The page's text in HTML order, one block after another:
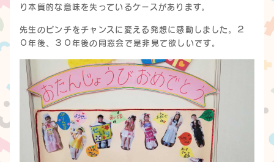
り本質的な意味を失っているケースがあります。
先生のピンチをチャンスに変える発想に感動しました。２
０年後、３０年後の同窓会で是非見て欲しいです。